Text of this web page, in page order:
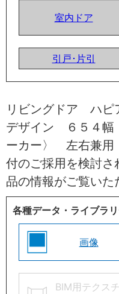
室内ドア
引戸･片引
リビングドア ハ
デザイン ６５４
ーカー〉 左右兼
付のご採用を検討さ
品の情報がご覧いた
各種データ・ライブラ
画像
BIM用テクスチ